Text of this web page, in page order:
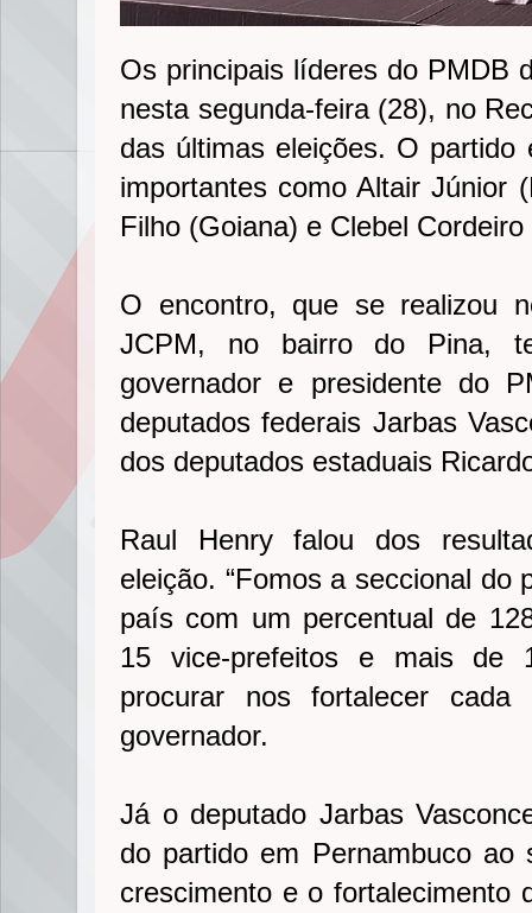
Os principais líderes do PMDB
nesta segunda-feira (28), no
das últimas eleições. O partido
importantes como Altair Júnior
Filho (Goiana) e Clebel
O encontro, que se realizou
JCPM, no bairro do Pina,
governador e presidente do
deputados federais Jarbas
dos deputados estaduais
Raul Henry falou dos
eleição. “Fomos a seccional do
país com um percentual de
15 vice-prefeitos e mais de
procurar nos fortalecer
governador.
Já o deputado Jarbas
do partido em Pernambuco ao
crescimento e o fortalecimento